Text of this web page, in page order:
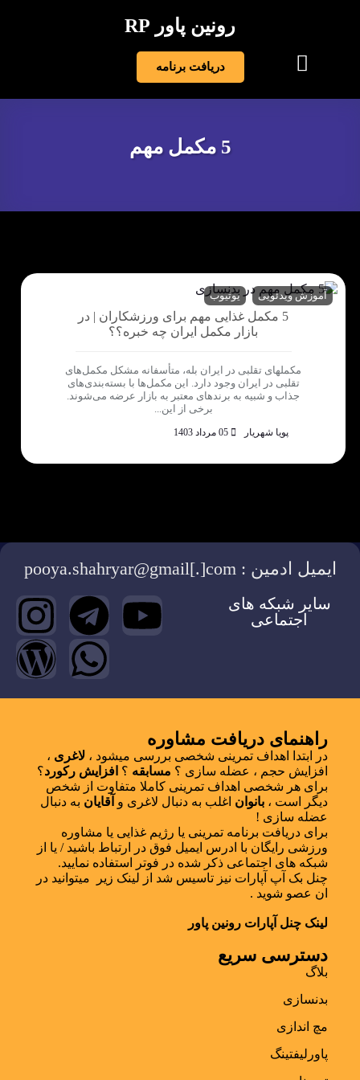
رونین پاور RP
دریافت برنامه
5 مکمل مهم
آموزش ویدئویی یوتیوب
5 مکمل غذایی مهم برای ورزشکاران | در
بازار مکمل ایران چه خبره؟؟
مکملهای تقلبی در ایران بله، متأسفانه مشکل مکمل‌های
تقلبی در ایران وجود دارد. این مکمل‌ها با بسته‌بندی‌های
جذاب و شبیه به برندهای معتبر به بازار عرضه می‌شوند.
برخی از این...
پویا شهریار
ایمیل ادمین : pooya.shahryar@gmail[.]com
سایر شبکه های
اجتماعی
راهنمای دریافت مشاوره
در ابتدا اهداف تمرینی شخصی بررسی میشود ، لاغری ،
افزایش حجم ، عضله سازی ؟ مسابقه ؟ افزایش رکورد؟
برای هر شخصی اهداف تمرینی کاملا متفاوت از شخص
دیگر است ، بانوان اغلب به دنبال لاغری و آقایان به دنبال
عضله سازی !
برای دریافت برنامه تمرینی یا رژیم غذایی یا مشاوره
ورزشی رایگان با ادرس ایمیل فوق در ارتباط باشید / یا از
شبکه های اجتماعی ذکر شده در فوتر استفاده نمایید.
چنل بک آپ آپارات نیز تاسیس شد از لینک زیر میتوانید در
ان عصو شوید .
لینک چنل آپارات رونین پاور
دسترسی سریع
بلاگ
بدنسازی
مچ اندازی
پاورلیفتینگ